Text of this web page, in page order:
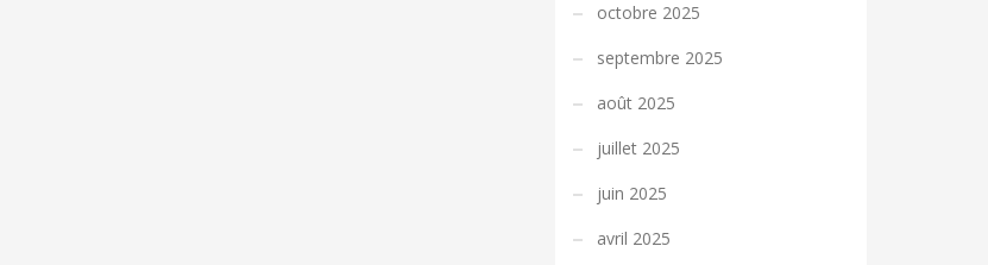
octobre 2025
septembre 2025
août 2025
juillet 2025
juin 2025
avril 2025